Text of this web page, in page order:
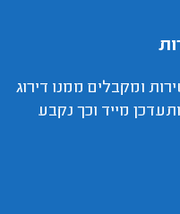
ומקבלים ממנו דירוג
מייד וכך נקבע